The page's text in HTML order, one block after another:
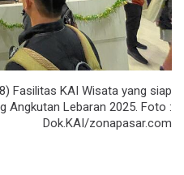
Fasilitas KAI Wisata yang siap
Angkutan Lebaran 2025. Foto :
Dok.KAI/zonapasar.com